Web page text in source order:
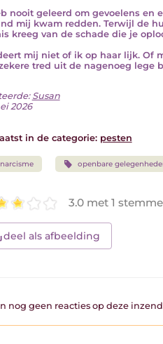
nooit geleerd om gevoelens en
mij kwam redden. Terwijl de
kreeg van de schade die je
mij niet of ik op haar lijk. Of
tred uit de nagenoeg lege
Susan
2026
in de categorie: pesten
narcisme openbare
3.0 met 1
deel als afbeelding
nog geen reacties op deze